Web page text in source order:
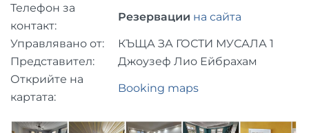
Телефон за
контакт:
Резервации на сайта
Управлявано от:
КЪЩА ЗА ГОСТИ МУСАЛА 1
Представител:
Джоузеф Лио Ейбрахам
Открийте на
картата:
Booking maps